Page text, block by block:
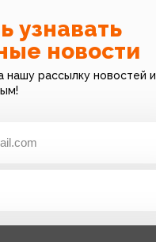
узнавать
новости
нашу рассылку новостей и